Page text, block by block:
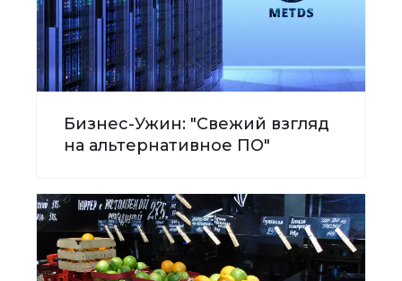
Бизнес-Ужин: "Свежий взгляд
на альтернативное ПО"